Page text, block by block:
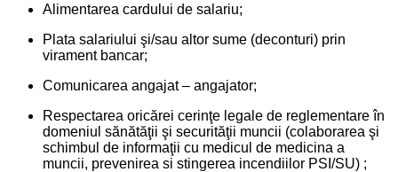
Alimentarea cardului de salariu;
Plata salariului şi/sau altor sume (deconturi) prin
virament bancar;
Comunicarea angajat – angajator;
Respectarea oricărei cerinţe legale de reglementare în
domeniul sănătăţii şi securităţii muncii (colaborarea şi
schimbul de informaţii cu medicul de medicina a
muncii, prevenirea si stingerea incendiilor PSI/SU) ;